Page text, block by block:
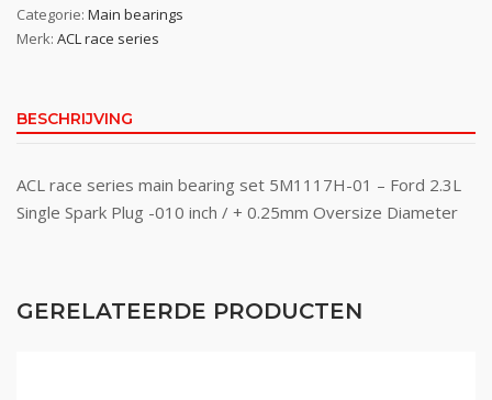
Categorie: Main bearings
Merk: ACL race series
BESCHRIJVING
ACL race series main bearing set 5M1117H-01 – Ford 2.3L
Single Spark Plug -010 inch / + 0.25mm Oversize Diameter
GERELATEERDE PRODUCTEN